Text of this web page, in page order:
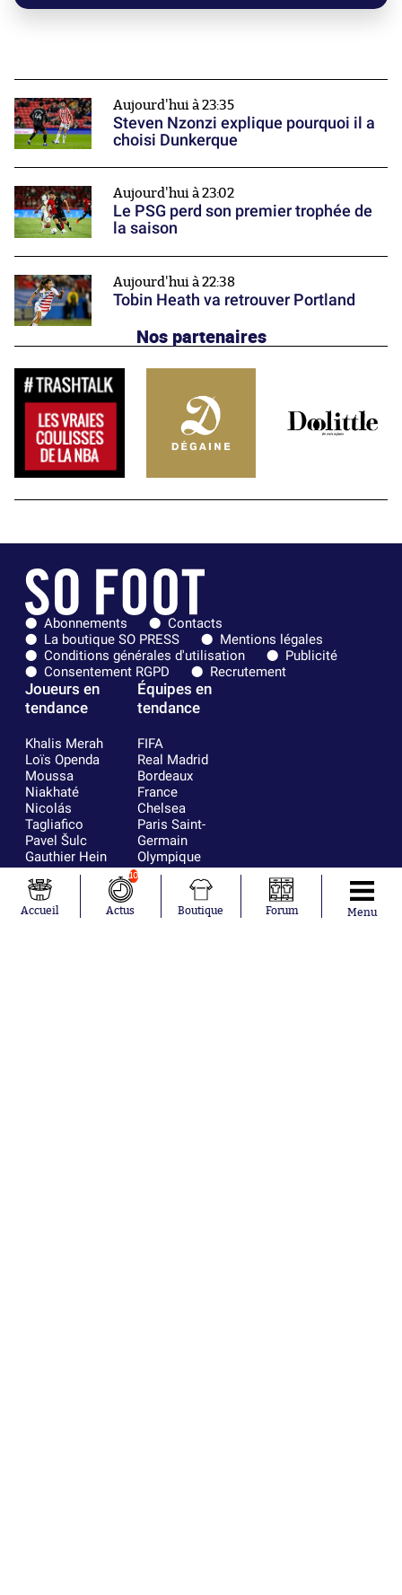
Aujourd'hui à 23:35
Steven Nzonzi explique pourquoi il a
choisi Dunkerque
Aujourd'hui à 23:02
Le PSG perd son premier trophée de
la saison
Aujourd'hui à 22:38
Tobin Heath va retrouver Portland
Nos partenaires
Abonnements
Contacts
La boutique SO PRESS
Mentions légales
Conditions générales d'utilisation
Publicité
Consentement RGPD
Recrutement
Joueurs en
tendance
Khalis Merah
Loïs Openda
Moussa
Niakhaté
Nicolás
Tagliafico
Pavel Šulc
Gauthier Hein
Lionel Messi
Gonzalo
García Torres
Gio Reyna
Équipes en
tendance
FIFA
Real Madrid
Bordeaux
France
Chelsea
Paris Saint-
Germain
Olympique
lyonnais
AC Milan
RC Strasbourg
RC Lens
Accueil
10
Actus Boutique Forum Menu